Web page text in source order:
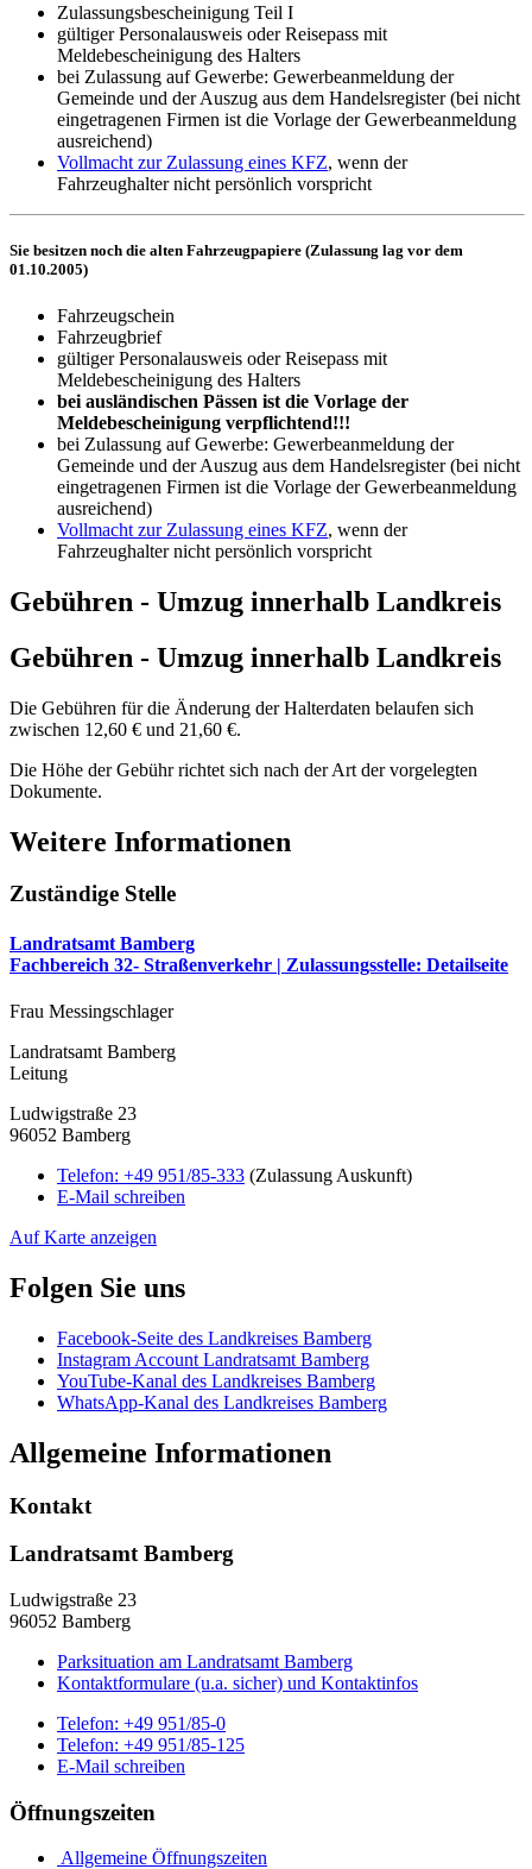
Zulassungsbescheinigung Teil I
gültiger Personalausweis oder Reisepass mit
Meldebescheinigung des Halters
bei Zulassung auf Gewerbe: Gewerbeanmeldung der
Gemeinde und der Auszug aus dem Handelsregister (bei nicht
eingetragenen Firmen ist die Vorlage der Gewerbeanmeldung
ausreichend)
Vollmacht zur Zulassung eines KFZ, wenn der
Fahrzeughalter nicht persönlich vorspricht
Sie besitzen noch die alten Fahrzeugpapiere (Zulassung lag vor dem
01.10.2005)
Fahrzeugschein
Fahrzeugbrief
gültiger Personalausweis oder Reisepass mit
Meldebescheinigung des Halters
bei ausländischen Pässen ist die Vorlage der
Meldebescheinigung verpflichtend!!!
bei Zulassung auf Gewerbe: Gewerbeanmeldung der
Gemeinde und der Auszug aus dem Handelsregister (bei nicht
eingetragenen Firmen ist die Vorlage der Gewerbeanmeldung
ausreichend)
Vollmacht zur Zulassung eines KFZ, wenn der
Fahrzeughalter nicht persönlich vorspricht
Gebühren - Umzug innerhalb Landkreis
Gebühren - Umzug innerhalb Landkreis
Die Gebühren für die Änderung der Halterdaten belaufen sich
zwischen 12,60 € und 21,60 €.
Die Höhe der Gebühr richtet sich nach der Art der vorgelegten
Dokumente.
Weitere Informationen
Zuständige Stelle
Landratsamt Bamberg
Fachbereich 32- Straßenverkehr | Zulassungsstelle: Detailseite
Frau Messingschlager
Landratsamt Bamberg
Leitung
Ludwigstraße 23
96052 Bamberg
Telefon: +49 951/85-333 (Zulassung Auskunft)
E-Mail schreiben
Auf Karte anzeigen
Folgen Sie uns
Facebook-Seite des Landkreises Bamberg
Instagram Account Landratsamt Bamberg
YouTube-Kanal des Landkreises Bamberg
WhatsApp-Kanal des Landkreises Bamberg
Allgemeine Informationen
Kontakt
Landratsamt Bamberg
Ludwigstraße 23
96052 Bamberg
Parksituation am Landratsamt Bamberg
Kontaktformulare (u.a. sicher) und Kontaktinfos
Telefon: +49 951/85-0
Telefon: +49 951/85-125
E-Mail schreiben
Öffnungszeiten
Allgemeine Öffnungszeiten